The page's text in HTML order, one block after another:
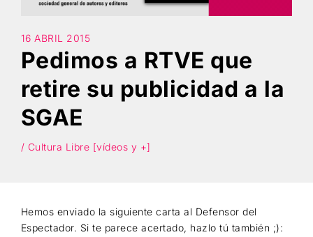
Búsqueda
16 ABRIL 2015
Pedimos a RTVE que
retire su publicidad a la
SGAE
/ Cultura Libre [vídeos y +]
Hemos enviado la siguiente carta al Defensor del
Espectador. Si te parece acertado, hazlo tú también ;):